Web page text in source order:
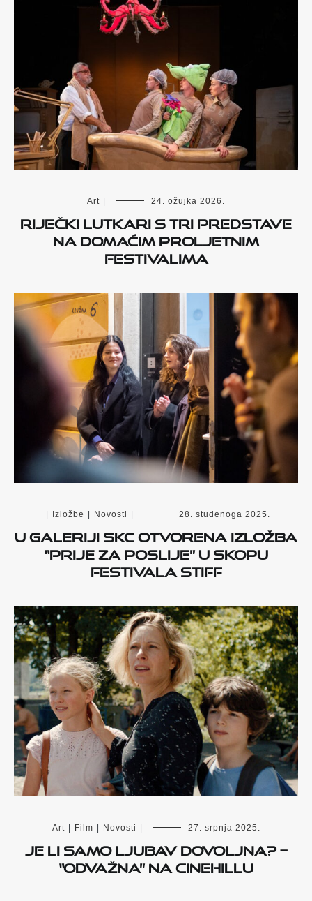
Art 24. ožujka 2026.
Riječki lutkari s tri predstave
na domaćim proljetnim
festivalima
Izložbe Novosti 28. studenoga 2025.
U galeriji SKC otvorena izložba
“Prije za poslije” u skopu
festivala STIFF
Art Film Novosti 27. srpnja 2025.
Je li samo ljubav dovoljna? –
“Odvažna” na Cinehillu